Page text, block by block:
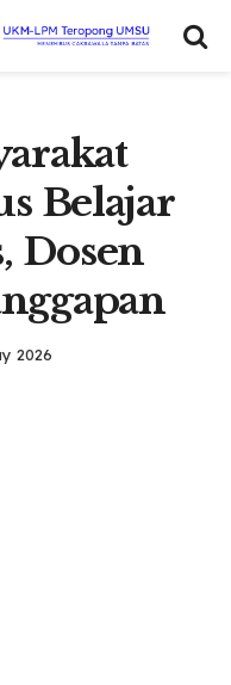
Belajar
Dosen
2026